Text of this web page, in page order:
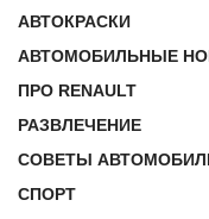
АВТОКРАСКИ
АВТОМОБИЛЬНЫЕ
ПРО RENAULT
РАЗВЛЕЧЕНИЕ
СОВЕТЫ
СПОРТ